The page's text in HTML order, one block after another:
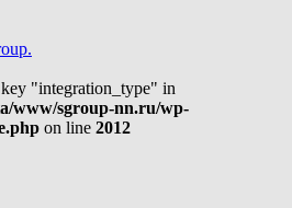
"integration_type" in
www/sgroup-nn.ru/wp-
on line 2012